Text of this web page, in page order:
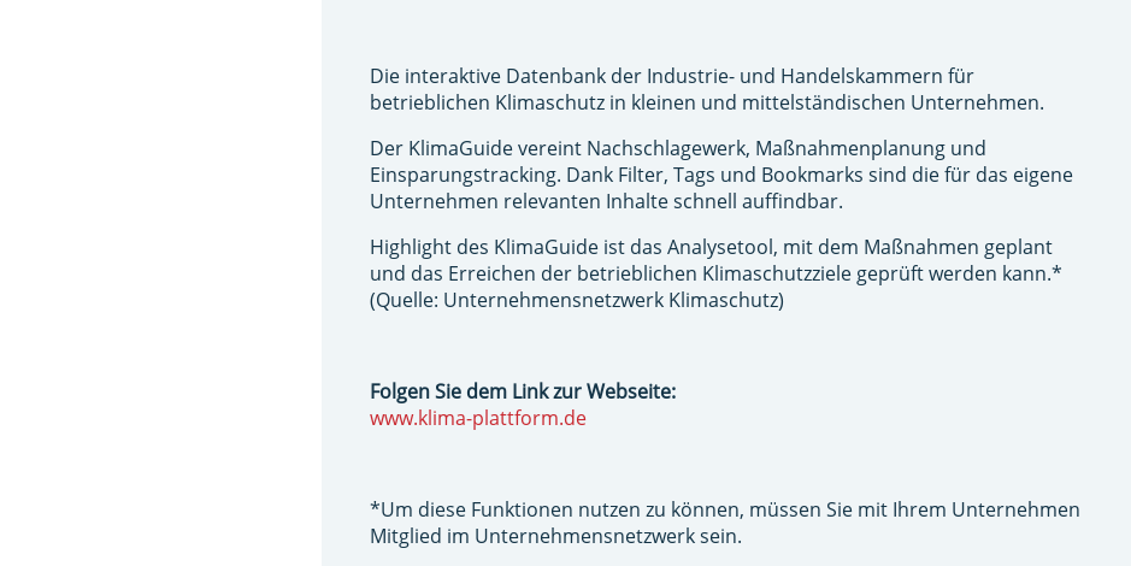
Die interaktive Datenbank der Industrie- und Handelskammern für
betrieblichen Klimaschutz in kleinen und mittelständischen Unternehmen.
Der KlimaGuide vereint Nachschlagewerk, Maßnahmenplanung und
Einsparungstracking. Dank Filter, Tags und Bookmarks sind die für das eigene
Unternehmen relevanten Inhalte schnell auffindbar.
Highlight des KlimaGuide ist das Analysetool, mit dem Maßnahmen geplant
und das Erreichen der betrieblichen Klimaschutzziele geprüft werden kann.*
(Quelle: Unternehmensnetzwerk Klimaschutz)
Folgen Sie dem Link zur Webseite:
www.klima-plattform.de
*Um diese Funktionen nutzen zu können, müssen Sie mit Ihrem Unternehmen
Mitglied im Unternehmensnetzwerk sein.